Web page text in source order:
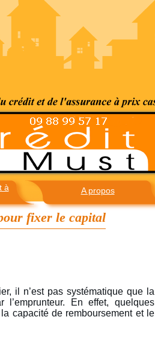
à
A propos
fixer le capital
il n’est pas systématique que la
En effet, quelques
capacité de remboursement et le